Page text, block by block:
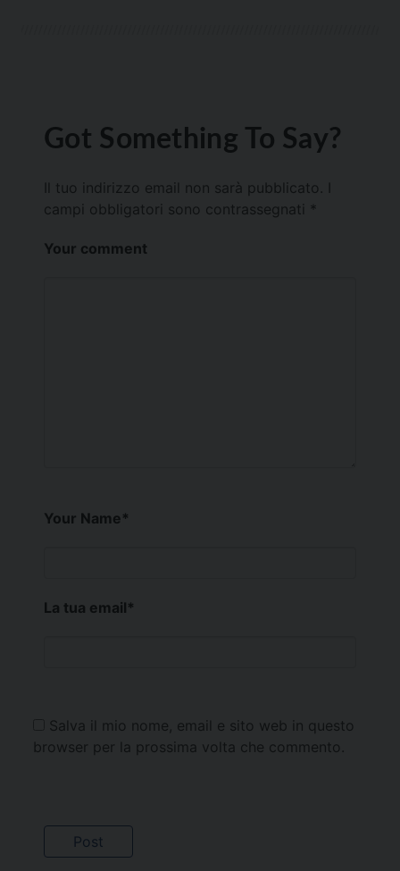
Got Something To Say?
Il tuo indirizzo email non sarà pubblicato.
campi obbligatori sono contrassegnati *
Your comment
Your Name*
La tua email*
Salva il mio nome, email e sito web in questo
browser per la prossima volta che commento.